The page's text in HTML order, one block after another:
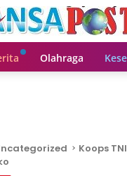
Olahraga
Koops